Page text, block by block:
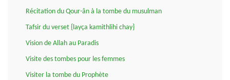
Récitation du Qour-ân à la tombe du musulman
Tafsir du verset {layça kamithlihi chay}
Vision de Allah au Paradis
Visite des tombes pour les femmes
Visiter la tombe du Prophète